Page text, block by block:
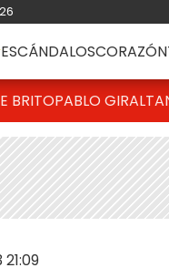
ESCÁNDALOSCORAZÓN
BRITOPABLO GIRALT